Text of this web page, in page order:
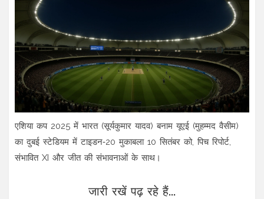
एशिया कप 2025 में भारत (सूर्यकुमार यादव) बनाम यूएई (मुहम्मद वैसीम)
का दुबई स्टेडियम में टाइडन‑20 मुकाबला 10 सितंबर को, पिच रिपोर्ट,
संभावित XI और जीत की संभावनाओं के साथ।
जारी रखें पढ़ रहे हैं...